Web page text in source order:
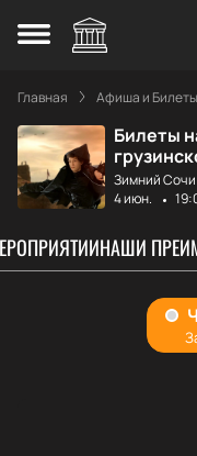
Главная Афиша и Билеты
Билеты
Зимний Сочи
4 июн.
НАШИ